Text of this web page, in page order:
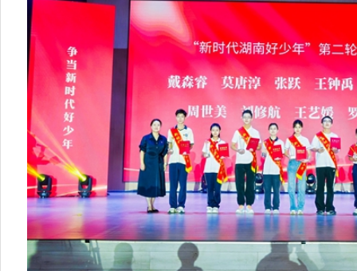
团省委副书记汪淑娟、省委老干
关工委秘书长任罗生为2025年“
年”（第二轮）颁奖